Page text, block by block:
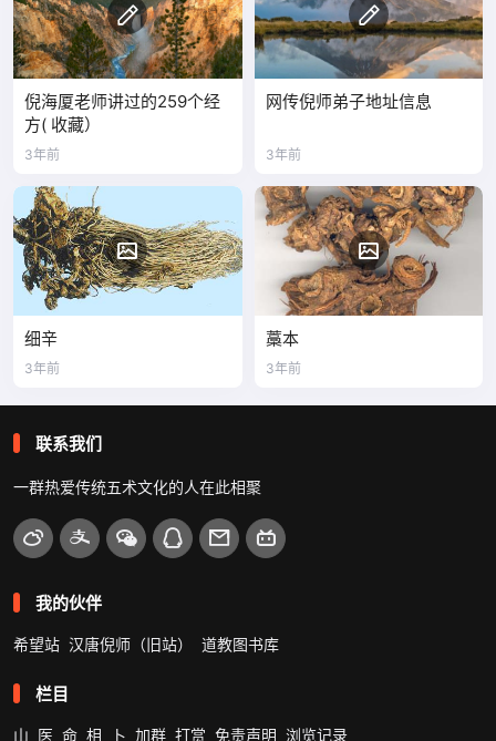
倪海厦老师讲过的259个经
方( 收藏）
3年前
网传倪师弟子地址信息
3年前
细辛
3年前
藁本
3年前
联系我们
一群热爱传统五术文化的人在此相聚
我的伙伴
希望站 汉唐倪师（旧站） 道教图书库
栏目
山 医 命 相 卜 加群 打赏 免责声明 浏览记录